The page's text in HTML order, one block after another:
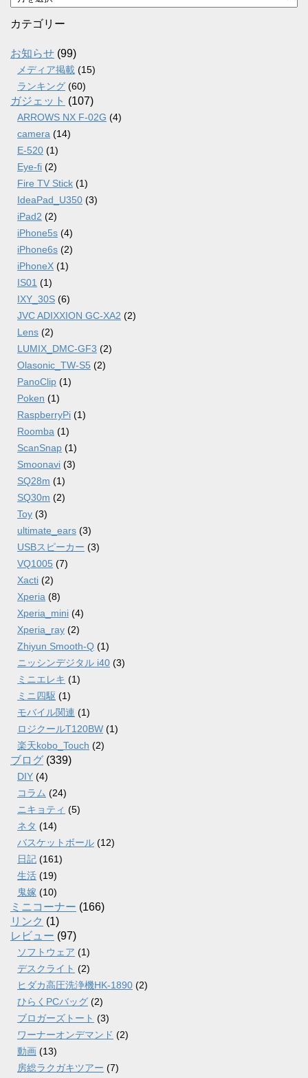
ー
カ
ブ
カテゴリー
お知らせ (99)
メディア掲載 (15)
ランキング (60)
ガジェット (107)
ARROWS NX F-02G (4)
camera (14)
E-520 (1)
Eye-fi (2)
Fire TV Stick (1)
IdeaPad_U350 (3)
iPad2 (2)
iPhone5s (4)
iPhone6s (2)
iPhoneX (1)
IS01 (1)
IXY_30S (6)
JVC ADIXXION GC-XA2 (2)
Lens (2)
LUMIX_DMC-GF3 (2)
Olasonic_TW-S5 (2)
PanoClip (1)
Poken (1)
RaspberryPi (1)
Roomba (1)
ScanSnap (1)
Smoonavi (3)
SQ28m (1)
SQ30m (2)
Toy (3)
ultimate_ears (3)
USBスピーカー (3)
VQ1005 (7)
Xacti (2)
Xperia (8)
Xperia_mini (4)
Xperia_ray (2)
Zhiyun Smooth-Q (1)
ニッシンデジタル i40 (3)
ミニエレキ (1)
ミニ四駆 (1)
モバイル関連 (1)
ロジクールT120BW (1)
楽天kobo_Touch (2)
ブログ (339)
DIY (4)
コラム (24)
ニキョティ (5)
ネタ (14)
バスケットボール (12)
日記 (161)
生活 (19)
鬼嫁 (10)
ミニコーナー (166)
リンク (1)
レビュー (97)
ソフトウェア (1)
デスクライト (2)
ヒダカ高圧洗浄機HK-1890 (2)
ひらくPCバッグ (2)
ブロガーズトート (3)
ワーナーオンデマンド (2)
動画 (13)
房総ラクガキツアー (7)